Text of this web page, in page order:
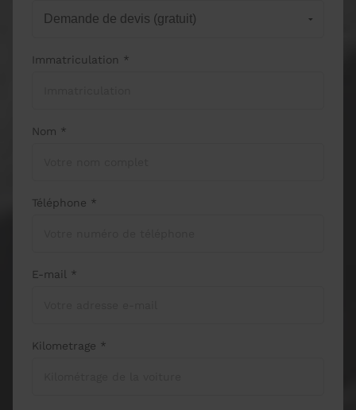
Immatriculation *
Nom *
Téléphone *
E-mail *
Kilometrage *